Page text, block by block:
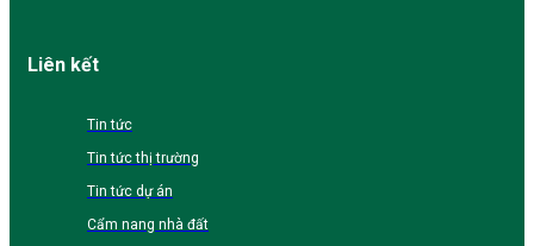
Liên kết
Tin tức
Tin tức thị trường
Tin tức dự án
Cẩm nang nhà đất